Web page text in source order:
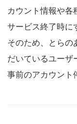
カウント情報や各
サービス終了時に
そのため、とらの
だいているユーザ
事前のアカウント